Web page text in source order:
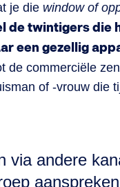
je die window of
de twintigers die
een gezellig
de commerciële
of -vrouw die
via andere